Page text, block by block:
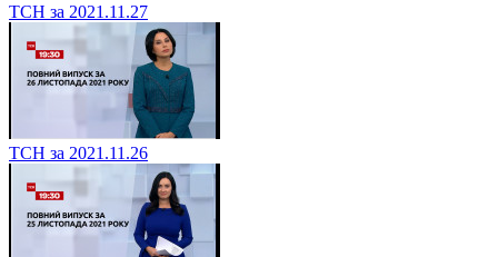
ТСН за 2021.11.27
ТСН за 2021.11.26